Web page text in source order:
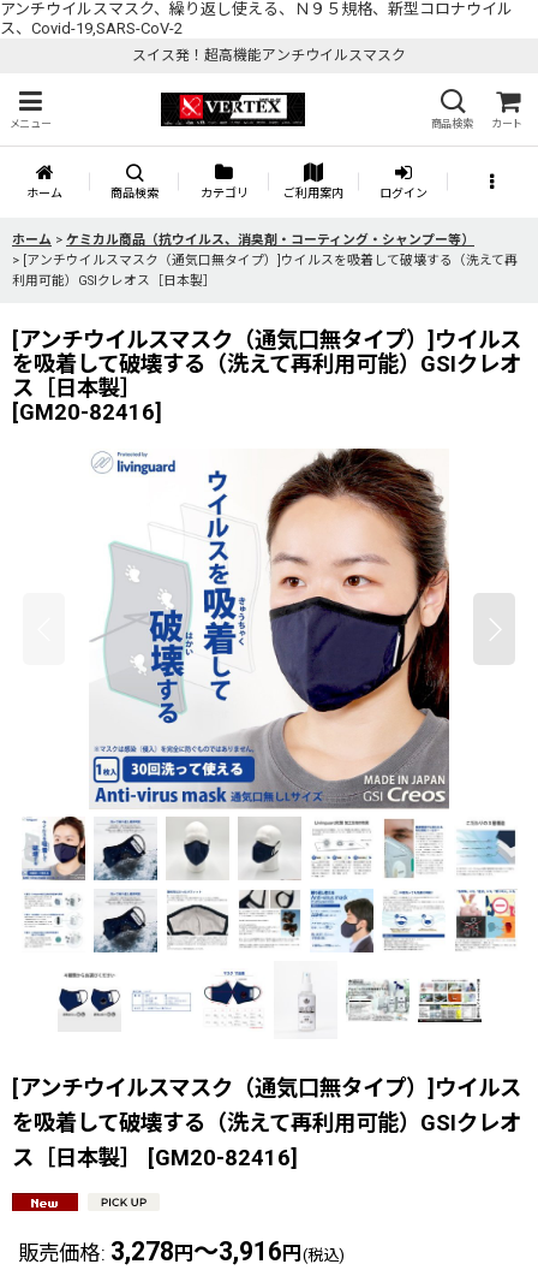
アンチウイルスマスク、繰り返し使える、Ｎ９５規格、新型コロナウイル
ス、Covid-19,SARS-CoV-2
スイス発！超高機能アンチウイルスマスク
メニュー 商品検索 カート
ホーム 商品検索 カテゴリ ご利用案内 ログイン
ホーム > ケミカル商品（抗ウイルス、消臭剤・コーティング・シャンプー等）
> [アンチウイルスマスク（通気口無タイプ）]ウイルスを吸着して破壊する（洗えて再
利用可能）GSIクレオス［日本製］
[アンチウイルスマスク（通気口無タイプ）]ウイルス
を吸着して破壊する（洗えて再利用可能）GSIクレオ
ス［日本製］
[GM20-82416]
[アンチウイルスマスク（通気口無タイプ）]ウイルス
を吸着して破壊する（洗えて再利用可能）GSIクレオ
ス［日本製］
[GM20-82416]
販売価格: 3,278 円 ～3,916 円 (税込)